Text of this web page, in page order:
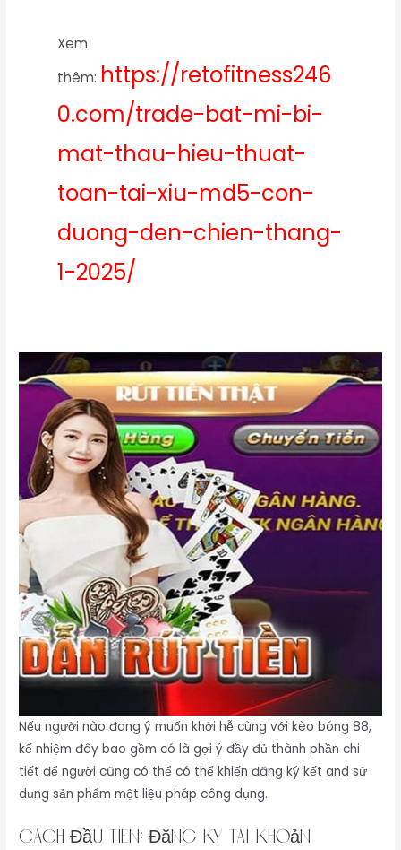
Xem
thêm: https://retofitness246
0.com/trade-bat-mi-bi-
mat-thau-hieu-thuat-
toan-tai-xiu-md5-con-
duong-den-chien-thang-
1-2025/
Nếu người nào đang ý muốn khởi hễ cùng với kèo bóng 88,
kế nhiệm đây bao gồm có là gợi ý đầy đủ thành phần chi
tiết để người cũng có thể có thể khiến đăng ký kết and sử
dụng sản phẩm một liệu pháp công dụng.
Cách Đầu Tiên: Đăng Ký Tài Khoản